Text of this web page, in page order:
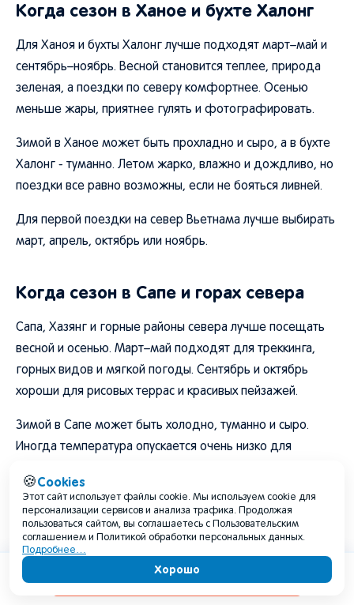
Когда сезон в Ханое и бухте Халонг
Для Ханоя и бухты Халонг лучше подходят март–май и
сентябрь–ноябрь. Весной становится теплее, природа
зеленая, а поездки по северу комфортнее. Осенью
меньше жары, приятнее гулять и фотографировать.
Зимой в Ханое может быть прохладно и сыро, а в бухте
Халонг - туманно. Летом жарко, влажно и дождливо, но
поездки все равно возможны, если не бояться ливней.
Для первой поездки на север Вьетнама лучше выбирать
март, апрель, октябрь или ноябрь.
Когда сезон в Сапе и горах севера
Сапа, Хазянг и горные районы севера лучше посещать
весной и осенью. Март–май подходят для треккинга,
горных видов и мягкой погоды. Сентябрь и октябрь
хороши для рисовых террас и красивых пейзажей.
Зимой в Сапе может быть холодно, туманно и сыро.
Иногда температура опускается очень низко для
дожди, а горные дороги могут быть сложнее.
Если цель - треккинг и виды, лучше выбирать март,
апрель, сентябрь или октябрь.
Когда сезон в Хошимине и дельте
Содержание
🍪Cookies
Этот сайт использует файлы cookie. Мы используем cookie для
персонализации сервисов и анализа трафика. Продолжая
пользоваться сайтом, вы соглашаетесь с Пользовательским
соглашением и Политикой обработки персональных данных.
Подробнее…
Хорошо